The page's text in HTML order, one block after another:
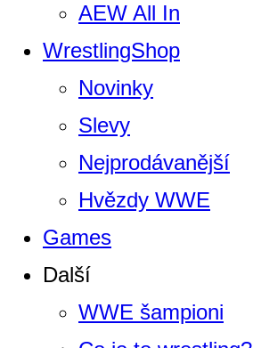
AEW All In
WrestlingShop
Novinky
Slevy
Nejprodávanější
Hvězdy WWE
Games
Další
WWE šampioni